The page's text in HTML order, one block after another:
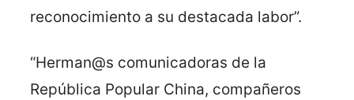
reconocimiento a su destacada labor”.
“Herman@s comunicadoras de la
República Popular China, compañeros